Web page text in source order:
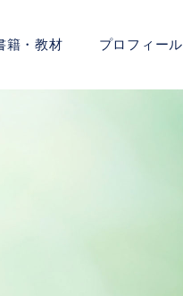
籍・教材 プロフィール